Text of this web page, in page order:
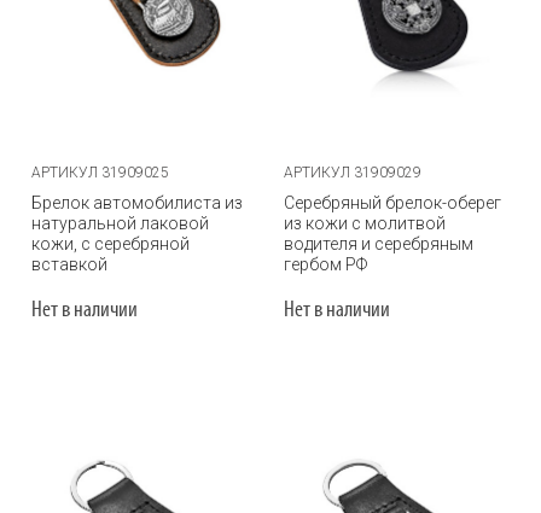
АРТИКУЛ 31909025
Брелок автомобилиста из
натуральной лаковой
кожи, с серебряной
вставкой
Нет в наличии
АРТИКУЛ 31909029
Серебряный брелок-оберег
из кожи с молитвой
водителя и серебряным
гербом РФ
Нет в наличии